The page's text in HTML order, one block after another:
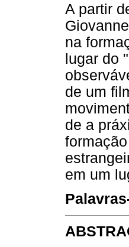
A partir
na
lugar do
de um
de a
em um